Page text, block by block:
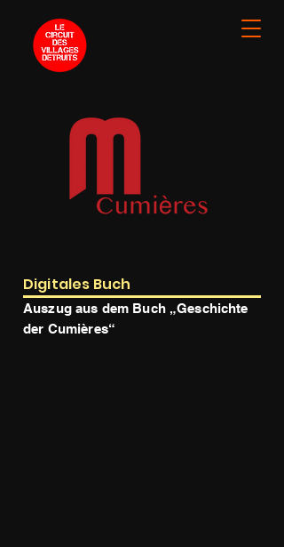
Digitales Buch
Auszug aus dem Buch „Geschichte
der Cumières“